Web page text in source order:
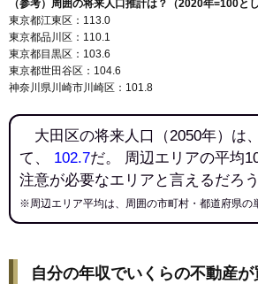
（参考）周囲の将来人口推計は？（2020年=100と
東京都江東区：113.0
東京都品川区：110.1
東京都目黒区：103.6
東京都世田谷区：104.6
神奈川県川崎市川崎区：101.8
大田区の将来人口（2050年）は
て、 102.7だ。 周辺エリアの平均
注意が必要なエリアと言えるだろう
※周辺エリア平均は、周囲の市町村・都道府県の
自分の年収でいくらの不動産が